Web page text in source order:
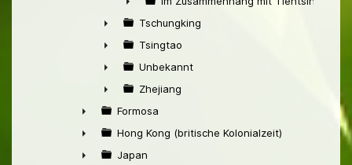
►
►
Tschungking
►
Tsingtao
►
Unbekannt
►
Zhejiang
►
Formosa
►
Hong Kong (britische Kolonialzeit)
Japan